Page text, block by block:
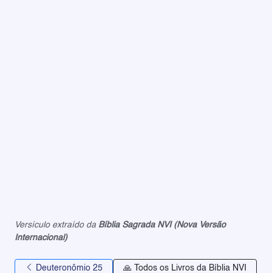
Versículo extraído da Bíblia Sagrada NVI (Nova Versão
Internacional)
Deuteronômio 25 🙏 Todos os Livros da Bíblia NVI